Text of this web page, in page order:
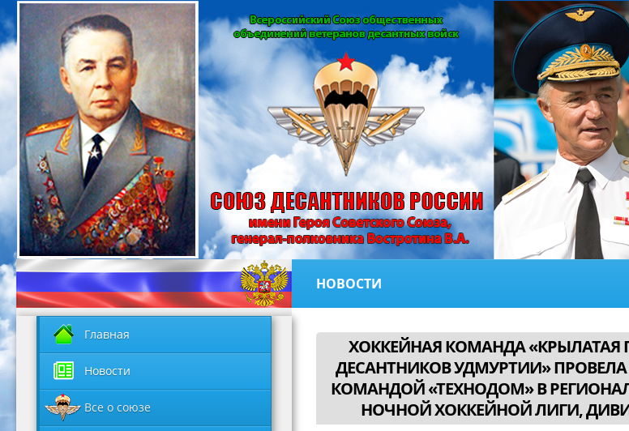
НОВОСТИ
ХОККЕЙНАЯ КОМАНДА «КРЫЛАТАЯ
ДЕСАНТНИКОВ УДМУРТИИ»
КОМАНДОЙ «ТЕХНОДОМ» В
НОЧНОЙ ХОККЕЙНОЙ ЛИГИ,
Главная
Новости
Все о союзе